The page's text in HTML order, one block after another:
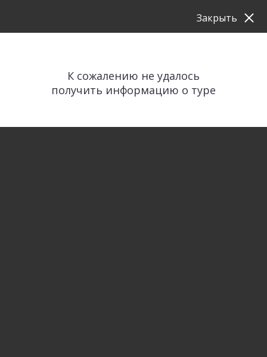
К сожалению не удалось
получить информацию о туре
Закрыть